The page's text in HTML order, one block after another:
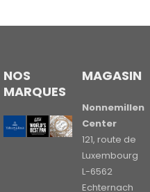
NOS
MARQUES
MAGASIN
Nonnemillen
Center
121, route de
Luxembourg
L-6562
Echternach